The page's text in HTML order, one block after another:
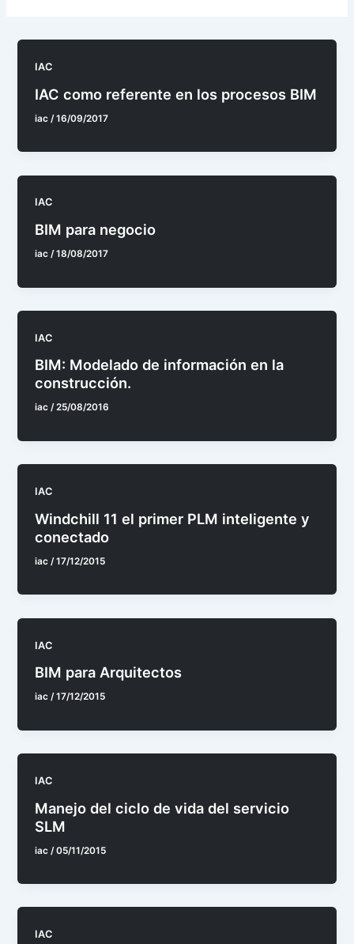
IAC
IAC como referente en los procesos BIM
iac /16/09/2017
IAC
BIM para negocio
iac/18/08/2017
IAC
BIM: Modelado de información en la
construcción.
iac/25/08/2016
IAC
Windchill 11 el primer PLM inteligente y
conectado
iac /17/12/2015
IAC
BIM para Arquitectos
iac/17/12/2015
IAC
Manejo del ciclo de vida del servicio
SLM
iac /05/11/2015
IAC